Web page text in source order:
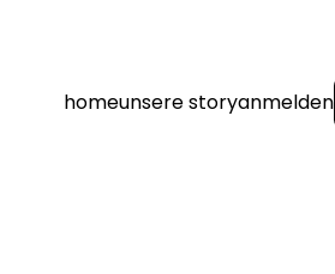
homeunsere storyanmelden